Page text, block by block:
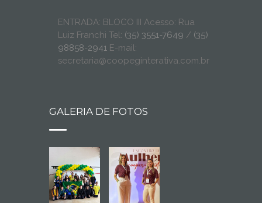
ENTRADA: BLOCO III Acesso: Rua
Luiz Franchi Tel: (35) 3551-7649 / (35)
98858-2941 E-mail:
secretaria@coopeginterativa.com.br
GALERIA DE FOTOS